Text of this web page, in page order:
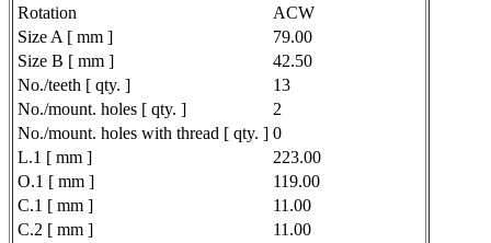
Rotation
ACW
Size A [ mm ]
79.00
Size B [ mm ]
42.50
No./teeth [ qty. ]
13
No./mount. holes [ qty. ]
2
No./mount. holes with thread [ qty. ] 0
L.1 [ mm ]
223.00
O.1 [ mm ]
119.00
C.1 [ mm ]
11.00
C.2 [ mm ]
11.00